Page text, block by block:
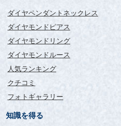
ダイヤペンダントネックレス
ダイヤモンドピアス
ダイヤモンドリング
ダイヤモンドルース
人気ランキング
クチコミ
フォトギャラリー
知識を得る